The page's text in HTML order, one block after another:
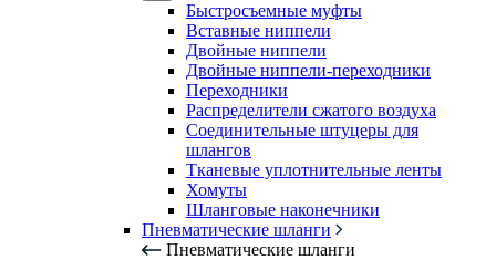
Быстросъемные муфты
Вставные ниппели
Двойные ниппели
Двойные ниппели-переходники
Переходники
Распределители сжатого воздуха
Соединительные штуцеры для
шлангов
Тканевые уплотнительные ленты
Хомуты
Шланговые наконечники
Пневматические шланги
Пневматические шланги